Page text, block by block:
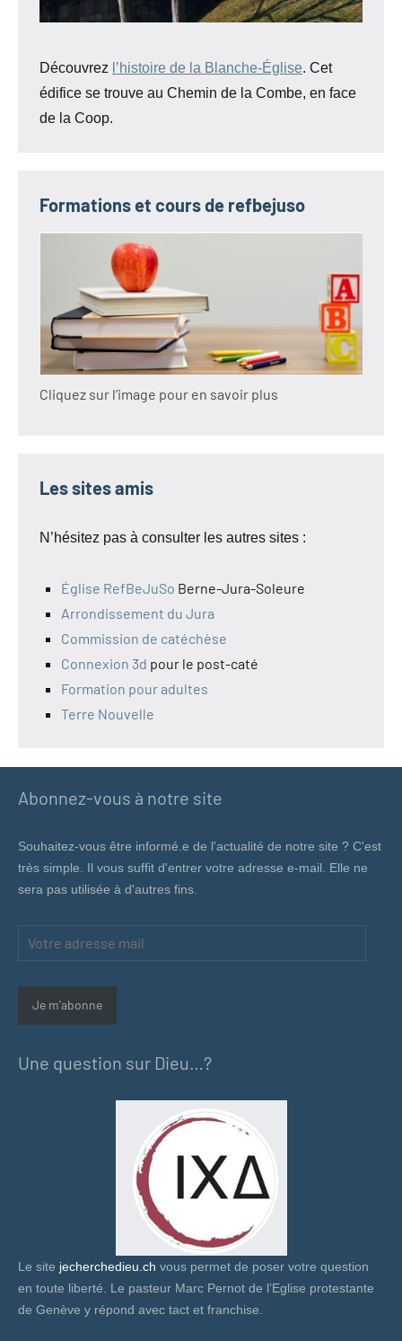
Découvrez l’histoire de la Blanche-Église. Cet
édifice se trouve au Chemin de la Combe, en face
de la Coop.
Formations et cours de refbejuso
Cliquez sur l’image pour en savoir plus
Les sites amis
N’hésitez pas à consulter les autres sites :
Église RefBeJuSo Berne-Jura-Soleure
Arrondissement du Jura
Commission de catéchèse
Connexion 3d pour le post-caté
Formation pour adultes
Terre Nouvelle
Abonnez-vous à notre site
Souhaitez-vous être informé.e de l'actualité de notre site ? C'est
très simple. Il vous suffit d'entrer votre adresse e-mail. Elle ne
sera pas utilisée à d'autres fins.
Je m'abonne
Une question sur Dieu…?
Le site jecherchedieu.ch vous permet de poser votre question
en toute liberté. Le pasteur Marc Pernot de l’Eglise protestante
de Genève y répond avec tact et franchise.